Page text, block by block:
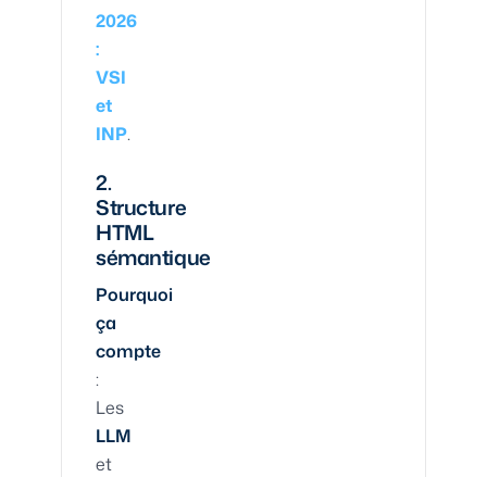
2026
:
VSI
et
INP.
2.
Structure
HTML
sémantique
Pourquoi
ça
compte
:
Les
LLM
et